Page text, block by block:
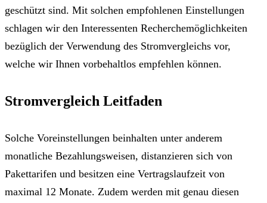
geschützt sind. Mit solchen empfohlenen Einstellungen
schlagen wir den Interessenten Recherchemöglichkeiten
bezüglich der Verwendung des Stromvergleichs vor,
welche wir Ihnen vorbehaltlos empfehlen können.
Stromvergleich Leitfaden
Solche Voreinstellungen beinhalten unter anderem
monatliche Bezahlungsweisen, distanzieren sich von
Pakettarifen und besitzen eine Vertragslaufzeit von
maximal 12 Monate. Zudem werden mit genau diesen